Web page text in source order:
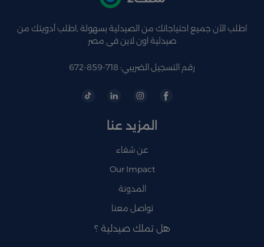
اطلب الآن جميع احتياجاتك من الصيدلية بسهولة ,اطلب أدويتك من
صيدلية اون لاين فى مصر
رقم التسجيل الضريبي: 718-859-672
المزيد عنا
عن شفاء
Our Impact
المدونة
تواصل معنا
هل تملك صيدلية ؟